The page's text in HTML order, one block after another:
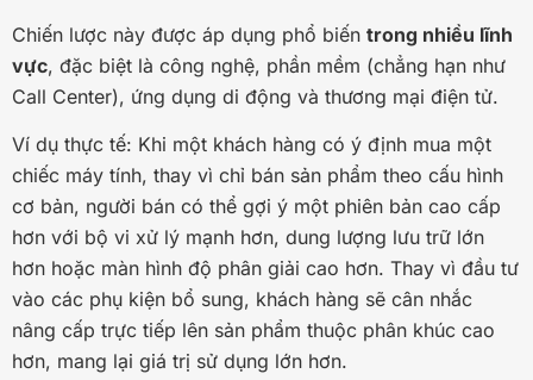
Chiến lược này được áp dụng phổ biến trong nhiều lĩnh
vực, đặc biệt là công nghệ, phần mềm (chẳng hạn như
Call Center), ứng dụng di động và thương mại điện tử.
Ví dụ thực tế: Khi một khách hàng có ý định mua một
chiếc máy tính, thay vì chỉ bán sản phẩm theo cấu hình
cơ bản, người bán có thể gợi ý một phiên bản cao cấp
hơn với bộ vi xử lý mạnh hơn, dung lượng lưu trữ lớn
hơn hoặc màn hình độ phân giải cao hơn. Thay vì đầu tư
vào các phụ kiện bổ sung, khách hàng sẽ cân nhắc
nâng cấp trực tiếp lên sản phẩm thuộc phân khúc cao
hơn, mang lại giá trị sử dụng lớn hơn.